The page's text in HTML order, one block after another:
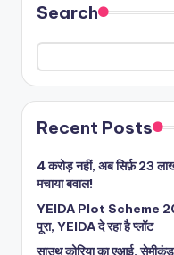
Search
Recent Posts
4 करोड़ नहीं, अब सिर्फ़ 23
मचाया बवाल!
YEIDA Plot Scheme
पूरा, YEIDA दे रहा है प्लॉट